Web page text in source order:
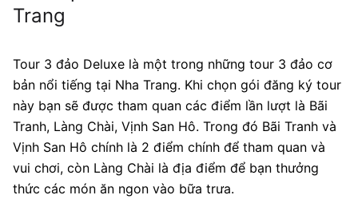
Trang
Tour 3 đảo Deluxe là một trong những tour 3 đảo cơ
bản nổi tiếng tại Nha Trang. Khi chọn gói đăng ký tour
này bạn sẽ được tham quan các điểm lần lượt là Bãi
Tranh, Làng Chài, Vịnh San Hô. Trong đó Bãi Tranh và
Vịnh San Hô chính là 2 điểm chính để tham quan và
vui chơi, còn Làng Chài là địa điểm để bạn thưởng
thức các món ăn ngon vào bữa trưa.